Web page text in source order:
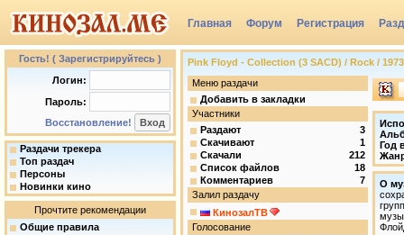
Главная Форум Регистрация
Группы
Гость! ( Зарегистрируйтесь )
Логин:
Пароль:
Восстановление!
Раздачи трекера
Топ раздач
Персоны
Новинки кино
Прочтите рекомендации
Общие правила
Pink Floyd - Collection (3 SACD) / Rock /
Меню раздачи
Добавить в закладки
Участники
Раздают
3
Скачивают
1
Скачали
212
Список файлов
18
Комментариев
7
Залил раздачу
КинозалТВ
Голосование
Год
О